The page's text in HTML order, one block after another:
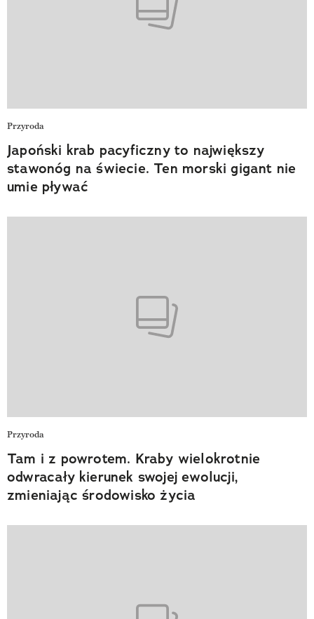
Przyroda
Japoński krab pacyficzny to największy
stawonóg na świecie. Ten morski gigant nie
umie pływać
Przyroda
Tam i z powrotem. Kraby wielokrotnie
odwracały kierunek swojej ewolucji,
zmieniając środowisko życia